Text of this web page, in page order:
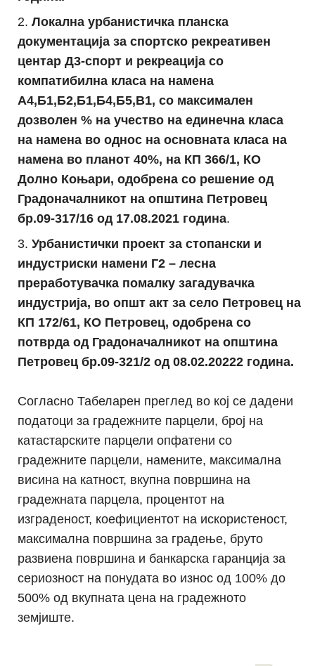
Локална урбанистичка планска
документација за спортско рекреативен
центар Д3-спорт и рекреација со
компатибилна класа на намена
А4,Б1,Б2,Б1,Б4,Б5,В1, со максималeн
дозволен % на учество на единечна класа
на намена во однос на основната класа на
намена во планот 40%, на КП 366/1, КО
Долно Коњари, одобрена со решение од
Градоначалникот на општина Петровец
бр.09-317/16 од 17.08.2021 година.
Урбанистички проект за стопански и
индустриски намени Г2 – лесна
преработувачка помалку загадувачка
индустрија, во општ акт за село Петровец на
КП 172/61, КО Петровец, одобрена со
потврда од Градоначалникот на општина
Петровец бр.09-321/2 од 08.02.20222 година.
Согласно Табеларен преглед во кој се дадени
податоци за градежните парцели, број на
катастарските парцели опфатени со
градежните парцели, намените, максимална
висина на катност, вкупна површина на
градежната парцела, процентот на
изграденост, коефициентот на искористеност,
максимална површина за градење, бруто
развиена површина и банкарска гаранција за
сериозност на понудата во износ од 100% до
500% од вкупната цена на градежното
земјиште.